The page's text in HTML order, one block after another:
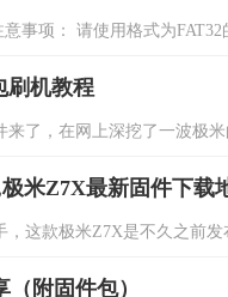
事项： 请使用格式为
刷机教程
来了，在网上深挖了一波极
米Z7X最新固件下载
这款极米Z7X是不久之前
附固件包）